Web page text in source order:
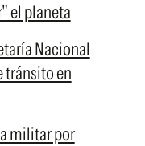
el planeta
Nacional
tránsito en
militar por